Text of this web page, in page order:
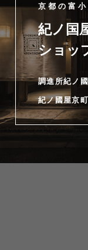
京都の富小
紀ノ国
ショッ
調進所紀ノ
紀ノ國屋京